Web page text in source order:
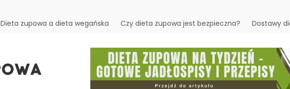
Dieta zupowa a dieta wegańska Czy dieta zupowa jest bezpieczna? Dostawy